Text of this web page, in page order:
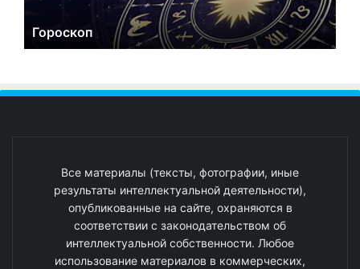
Гороскоп
Все материалы (тексты, фотографии, иные
результаты интеллектуальной деятельности),
опубликованные на сайте, охраняются в
соответствии с законодательством об
интеллектуальной собственности. Любое
использование материалов в коммерческих,